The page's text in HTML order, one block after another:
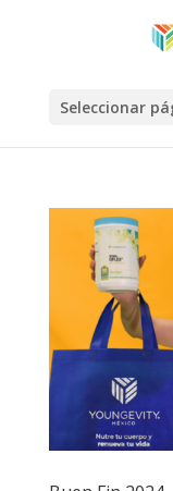
Seleccionar